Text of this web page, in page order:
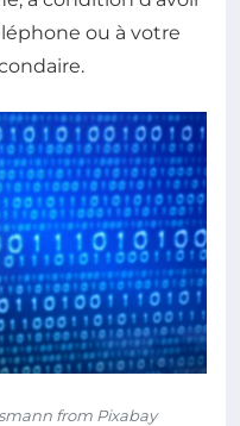
ou à votre
from Pixabay